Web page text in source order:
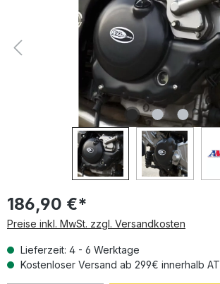
186,90 €*
Preise inkl. MwSt. zzgl. Versandkosten
Lieferzeit: 4 - 6 Werktage
Kostenloser Versand ab 299€ innerhalb AT